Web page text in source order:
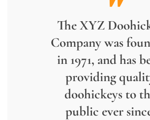
The XYZ
Company was
in 1971, and has
providing
doohickeys to
public ever